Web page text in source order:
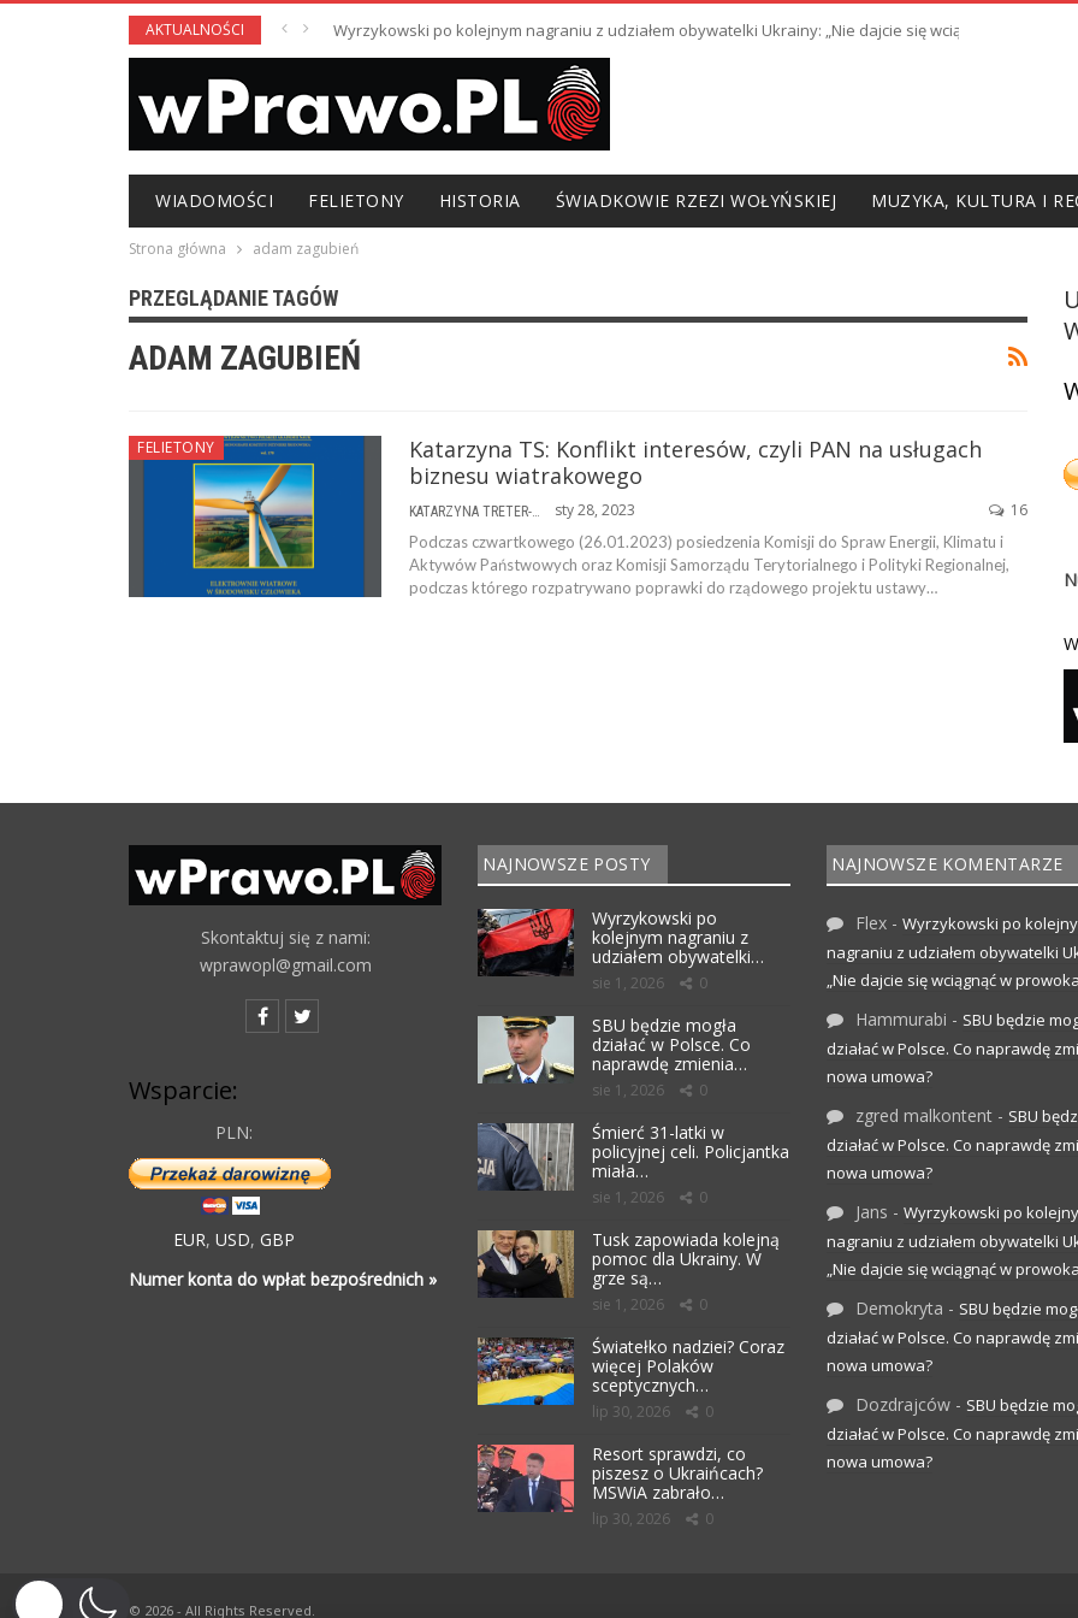
AKTUALNOŚCI Wyrzykowski po kolejnym nagraniu z udziałem obywatelki Ukrainy: „Nie dajcie się wciągnąć w
WIADOMOŚCI FELIETONY HISTORIA ŚWIADKOWIE RZEZI WOŁYŃSKIEJ MUZYKA, KULTURA I
Strona główna adam zagubień
PRZEGLĄDANIE TAGÓW
ADAM ZAGUBIEŃ
FELIETONY
Katarzyna TS: Konflikt interesów, czyli PAN na usługach
biznesu wiatrakowego
sty 28, 2023 16
Podczas czwartkowego (26.01.2023) posiedzenia Komisji do Spraw Energii, Klimatu i
Aktywów Państwowych oraz Komisji Samorządu Terytorialnego i Polityki Regionalnej,
podczas którego rozpatrywano poprawki do rządowego projektu ustawy…
Skontaktuj się z nami:
wprawopl@gmail.com
Wsparcie:
PLN:
EUR, USD, GBP
Numer konta do wpłat bezpośrednich »
NAJNOWSZE POSTY
Wyrzykowski po
kolejnym nagraniu z
udziałem obywatelki…
sie 1, 2026 0
SBU będzie mogła
działać w Polsce. Co
naprawdę zmienia…
sie 1, 2026 0
Śmierć 31-latki w
policyjnej celi. Policjantka
miała…
sie 1, 2026 0
Tusk zapowiada kolejną
pomoc dla Ukrainy. W
grze są…
sie 1, 2026 0
Światełko nadziei? Coraz
więcej Polaków
sceptycznych…
lip 30, 2026 0
Resort sprawdzi, co
piszesz o Ukraińcach?
MSWiA zabrało…
lip 30, 2026 0
NAJNOWSZE KOMENTARZE
Flex - Wyrzykowski po
nagraniu z udziałem obywatelki
„Nie dajcie się wciągnąć w
Hammurabi - SBU będzie
działać w Polsce. Co naprawdę
nowa umowa?
zgred malkontent - SBU
działać w Polsce. Co naprawdę
nowa umowa?
Jans - Wyrzykowski po
nagraniu z udziałem obywatelki
„Nie dajcie się wciągnąć w
Demokryta - SBU będzie
działać w Polsce. Co naprawdę
nowa umowa?
Dozdrajców - SBU będzie
działać w Polsce. Co naprawdę
nowa umowa?
© 2026 - All Rights Reserved.